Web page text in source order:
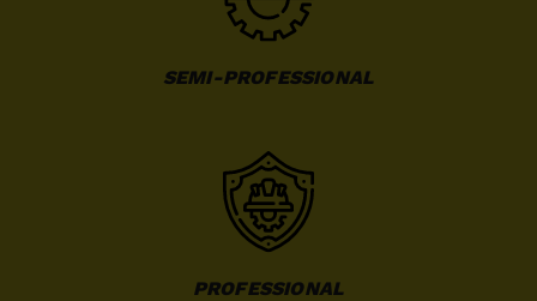
SEMI-PROFESSIONAL
PROFESSIONAL